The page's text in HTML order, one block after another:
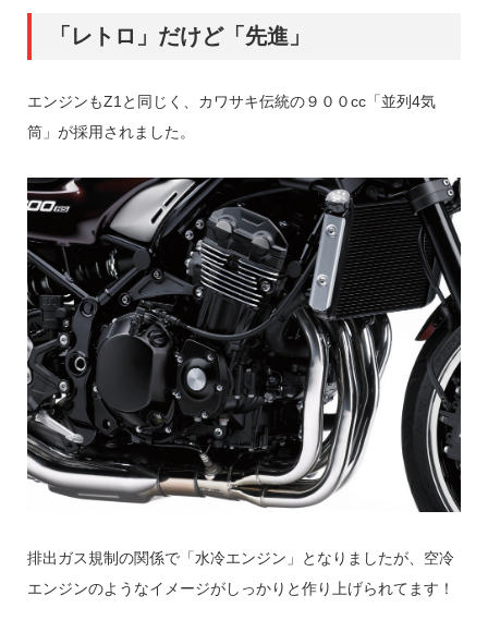
「レトロ」だけど「先進」
エンジンもZ1と同じく、カワサキ伝統の９００cc「並列4気
筒」が採用されました。
排出ガス規制の関係で「水冷エンジン」となりましたが、空冷
エンジンのようなイメージがしっかりと作り上げられてます！